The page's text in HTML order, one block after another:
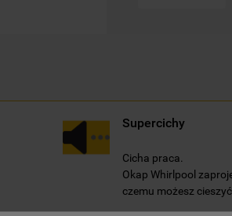
Supercichy
Cicha praca.
Okap Whirlpool
czemu możesz